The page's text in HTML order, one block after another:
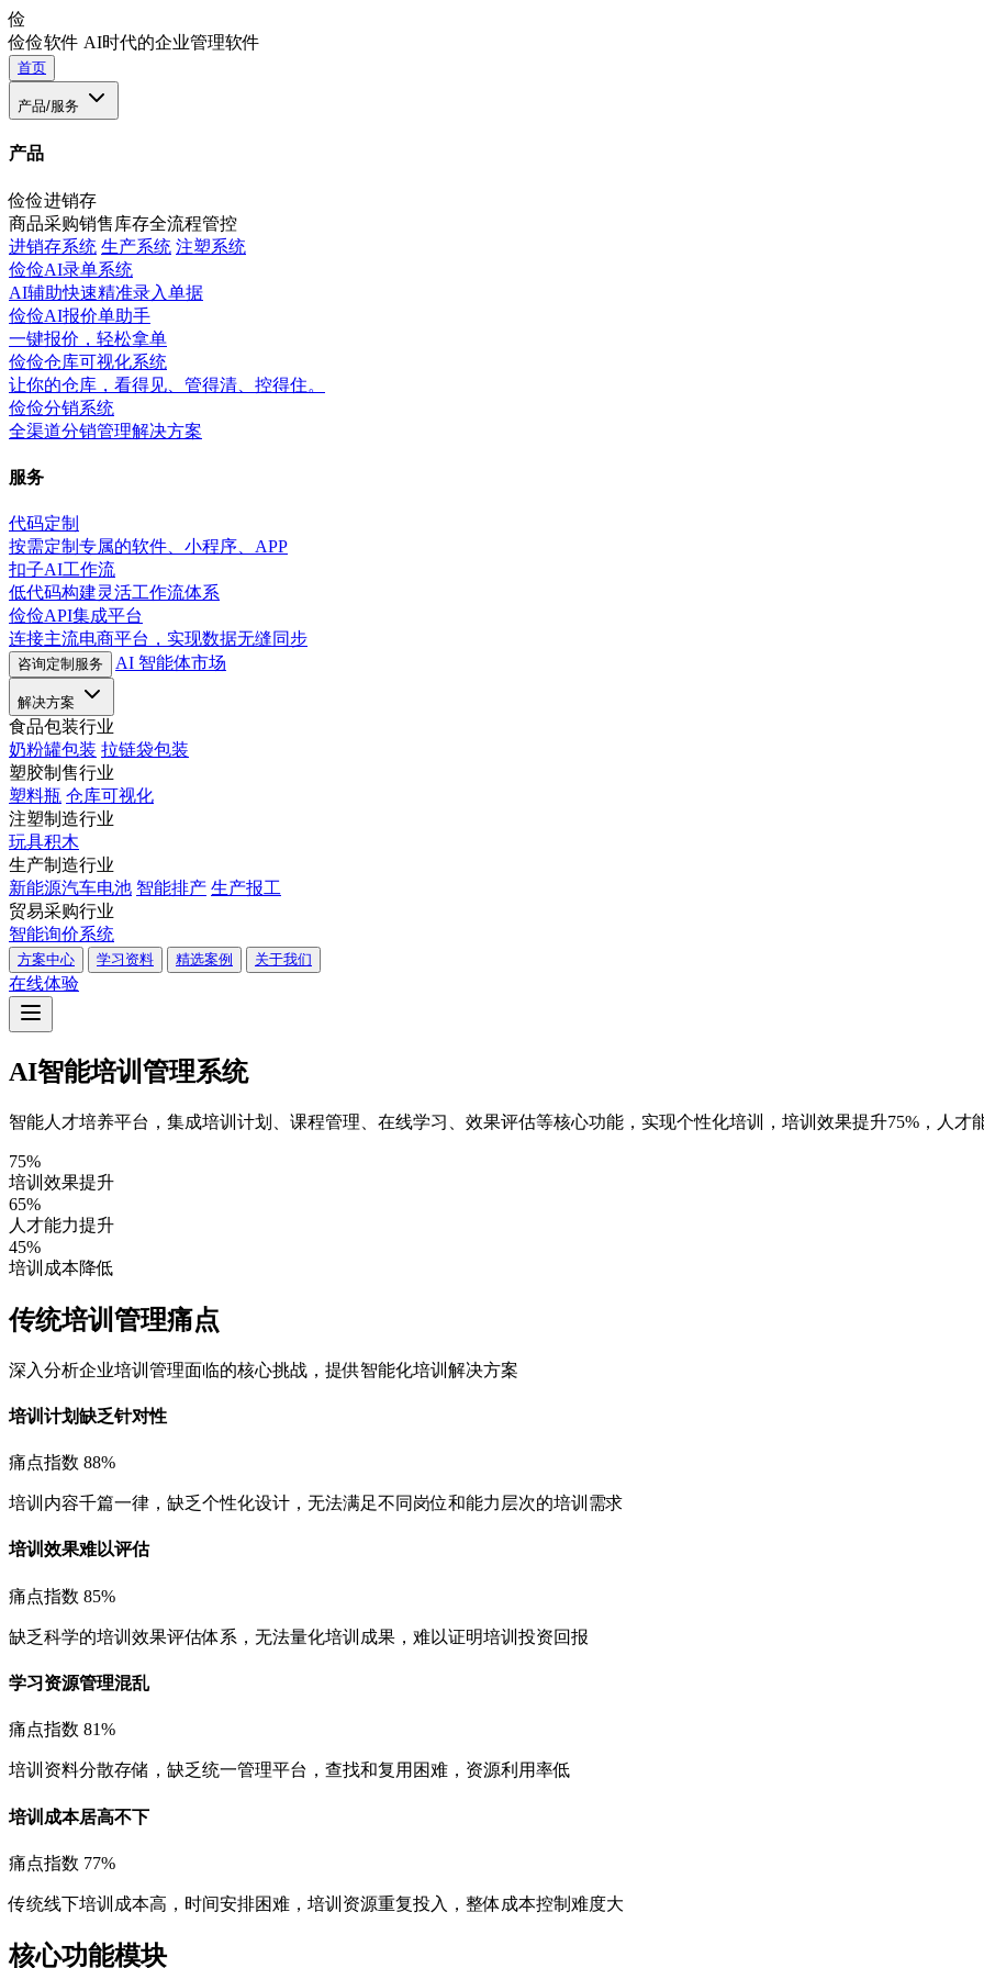
俭
俭俭软件 AI时代的企业管理软件
首页
产品/服务
产品
俭俭进销存
商品采购销售库存全流程管控
进销存系统 生产系统 注塑系统
俭俭AI录单系统
AI辅助快速精准录入单据
俭俭AI报价单助手
一键报价，轻松拿单
俭俭仓库可视化系统
让你的仓库，看得见、管得清、控得住。
俭俭分销系统
全渠道分销管理解决方案
服务
代码定制
按需定制专属的软件、小程序、APP
扣子AI工作流
低代码构建灵活工作流体系
俭俭API集成平台
连接主流电商平台，实现数据无缝同步
咨询定制服务 AI 智能体市场
解决方案
食品包装行业
奶粉罐包装 拉链袋包装
塑胶制售行业
塑料瓶 仓库可视化
注塑制造行业
玩具积木
生产制造行业
新能源汽车电池 智能排产 生产报工
贸易采购行业
智能询价系统
方案中心 学习资料 精选案例 关于我们
在线体验
AI智能培训管理系统
智能人才培养平台，集成培训计划、课程管理、在线学习、效果评估等核心功能，实现个性化培训，培训效果提升75%，人才
75%
培训效果提升
65%
人才能力提升
45%
培训成本降低
传统培训管理痛点
深入分析企业培训管理面临的核心挑战，提供智能化培训解决方案
培训计划缺乏针对性
痛点指数 88%
培训内容千篇一律，缺乏个性化设计，无法满足不同岗位和能力层次的培训需求
培训效果难以评估
痛点指数 85%
缺乏科学的培训效果评估体系，无法量化培训成果，难以证明培训投资回报
学习资源管理混乱
痛点指数 81%
培训资料分散存储，缺乏统一管理平台，查找和复用困难，资源利用率低
培训成本居高不下
痛点指数 77%
传统线下培训成本高，时间安排困难，培训资源重复投入，整体成本控制难度大
核心功能模块